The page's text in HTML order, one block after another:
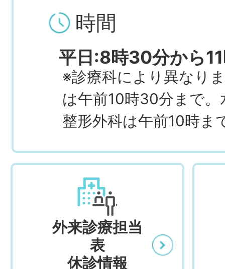
時間
平日:8時30分から
※診療科により異なり
は午前10時30分まで
整形外科は午前10時ま
外来診療担当
表
休診情報